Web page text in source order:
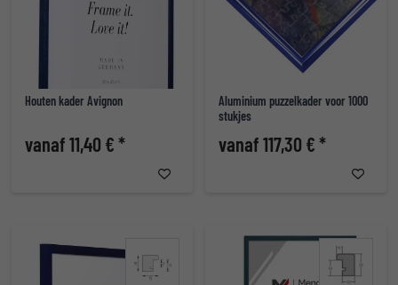
Houten kader Avignon
vanaf 11,40 € *
Aluminium puzzelkader voor 1000
stukjes
vanaf 117,30 € *